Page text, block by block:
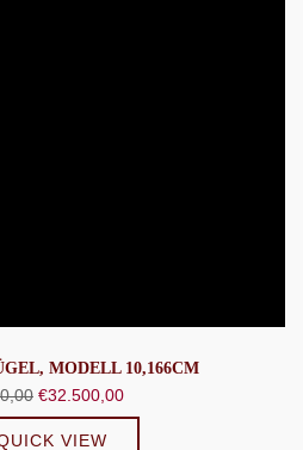
MODELL 10,166CM
Ursprünglicher
Preis
€32.500,00Aktueller
Preis
VIEW